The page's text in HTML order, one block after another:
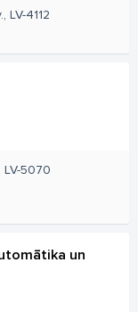
LV-4112
LV-5070
un